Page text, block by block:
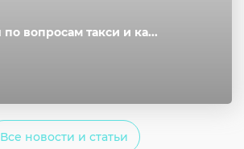
по вопросам такси и ка...
Все новости и статьи